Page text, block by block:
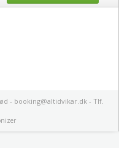
- booking@altidvikar.dk - Tlf.